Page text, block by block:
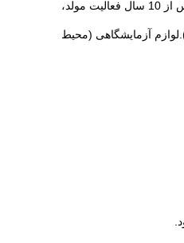
کیفیت عالی محصول و شهرت قابل اعتماد آن را به نفع صنعت داروسازی تبدیل کرده است.محصولات به اروپا، آمریکا، آسیای جنوب شرقی و سایر کشورها و مناطق صادر می شود.پس از 10 سال فعالیت مولد،
آزمایشگاهی (محیط